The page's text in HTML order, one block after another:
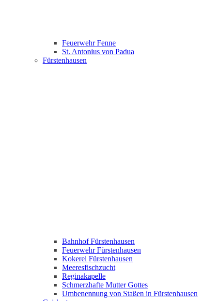
Feuerwehr Fenne
St. Antonius von Padua
Fürstenhausen
Bahnhof Fürstenhausen
Feuerwehr Fürstenhausen
Kokerei Fürstenhausen
Meeresfischzucht
Reginakapelle
Schmerzhafte Mutter Gottes
Umbenennung von Staßen in Fürstenhausen